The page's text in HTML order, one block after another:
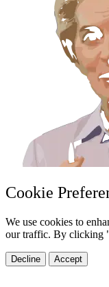
Cookie
We use cookies to
our traffic. By clicking
Decline Accept